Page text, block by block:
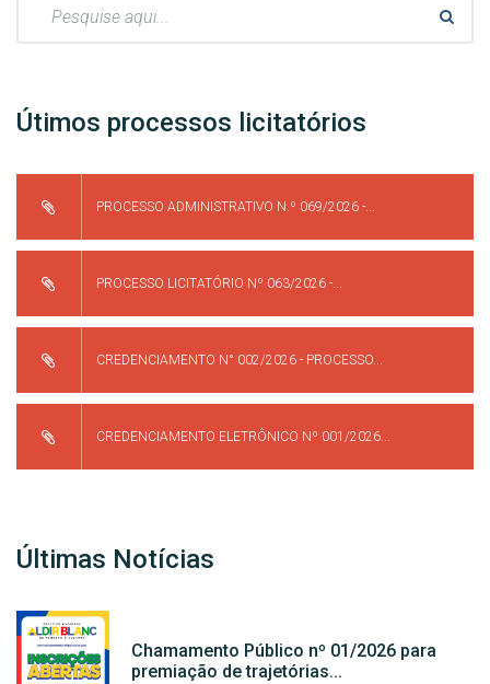
Útimos processos licitatórios
PROCESSO ADMINISTRATIVO N.º 069/2026 -...
PROCESSO LICITATÓRIO Nº 063/2026 -...
CREDENCIAMENTO N° 002/2026 - PROCESSO...
CREDENCIAMENTO ELETRÔNICO Nº 001/2026...
Últimas Notícias
Chamamento Público nº 01/2026 para
premiação de trajetórias...